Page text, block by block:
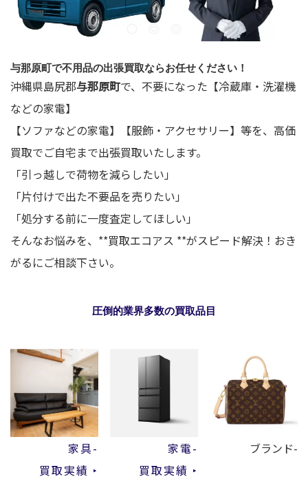
与那原町で不用品の出張買取ならお任せください！
沖縄県島尻郡与那原町で、不要になった【冷蔵庫・洗濯機
などの家電】
【ソファなどの家電】【服飾・アクセサリー】等を、高価
買取でご自宅まで出張買取いたします。
「引っ越しで荷物を減らしたい」
「片付けで出た不要品を売りたい」
「処分する前に一度査定してほしい」
そんなお悩みを、**買取エコアス **がスピード解決！おき
がるにご相談下さい。
圧倒的業界多数の買取品目
家具-
買取実績 ‣
家電-
買取実績 ‣
ブランド-